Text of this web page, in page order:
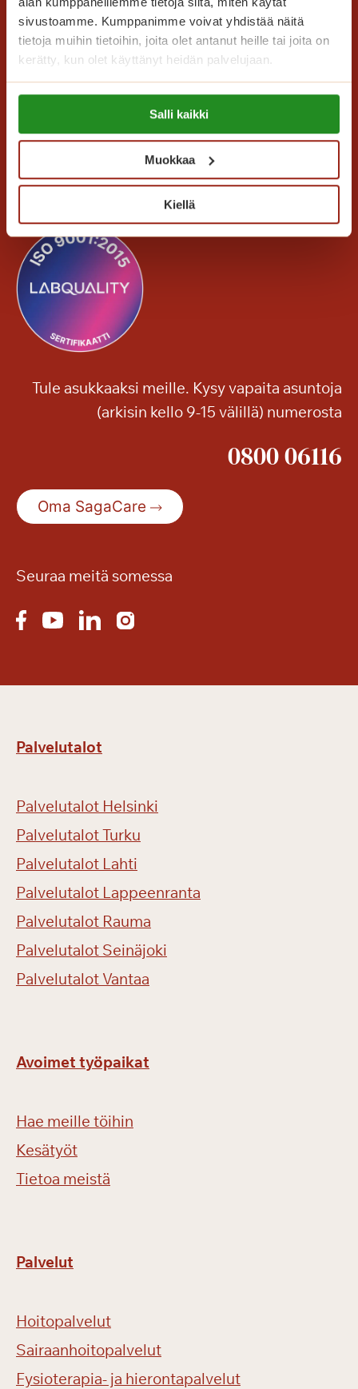
sivustoamme. Kumppanimme voivat yhdistää näitä
tietoja muihin tietoihin, joita olet antanut heille tai joita on
kerätty, kun olet käyttänyt heidän palvelujaan.
Lue lisää evästeistä:
https://sagacare.fi/evasteet/
Salli kaikki
Muokkaa
Kiellä
m
u
i
s
t
e
o
n
n
e
a
Saga Care Finland Oy
Mannerheimintie 164 PL 11
00301 Helsinki
Kaikki yhteystiedot
Tule asukkaaksi meille. Kysy vapaita asuntoja
(arkisin kello 9-15 välillä) numerosta
0800 06116
Oma SagaCare
Seuraa meitä somessa
Palvelutalot
Palvelutalot Helsinki
Palvelutalot Turku
Palvelutalot Lahti
Palvelutalot Lappeenranta
Palvelutalot Rauma
Palvelutalot Seinäjoki
Palvelutalot Vantaa
Avoimet työpaikat
Hae meille töihin
Kesätyöt
Tietoa meistä
Palvelut
Hoitopalvelut
Sairaanhoitopalvelut
Fysioterapia- ja hierontapalvelut